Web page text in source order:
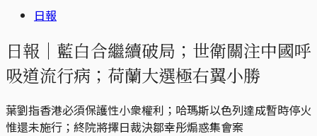
日報
日報｜藍白合繼續破局；世衛關注中國呼
吸道流行病；荷蘭大選極右翼小勝
葉劉指香港必須保護性小衆權利；哈瑪斯以色列達成暫時停火
惟還未施行；終院將擇日裁決鄒幸彤煽惑集會案